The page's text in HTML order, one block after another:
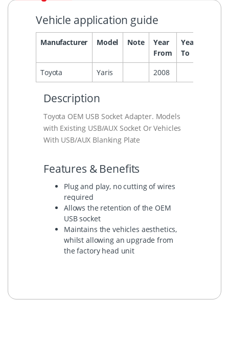
Vehicle application guide
Manufacturer Model Note
Year
From
Year
To
Toyota Yaris 2008
Description
Toyota OEM USB Socket Adapter. Models
with Existing USB/AUX Socket Or Vehicles
With USB/AUX Blanking Plate
Features & Benefits
Plug and play, no cutting of wires
required
Allows the retention of the OEM
USB socket
Maintains the vehicles aesthetics,
whilst allowing an upgrade from
the factory head unit